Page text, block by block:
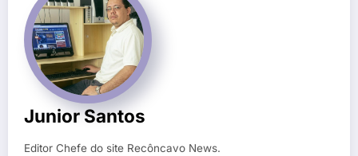
Junior Santos
Editor Chefe do site Recôncavo News.